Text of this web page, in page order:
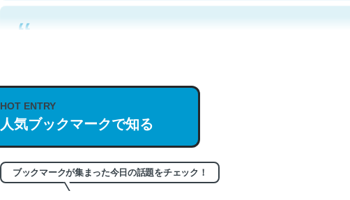
何気にChatGPTの仕組み、特に「トークン」について解説してる記事が少な
の伏線」は回収されないけど、短期記憶というには多い分量。進化すればす
やすく強くなりそう
HOT ENTRY
人気ブックマークで知る
ブックマークが集まった今日の話題をチェック！